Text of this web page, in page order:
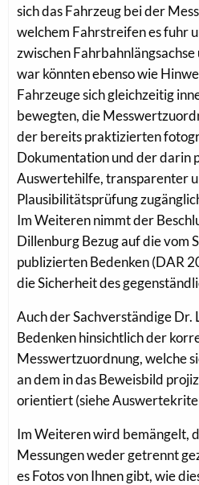
sich das Fahrzeug bei der
welchem Fahrstreifen es fuhr
zwischen
war könnten ebenso wie
Fahrzeuge sich gleichzeitig
bewegten, die
der bereits praktizierten
Dokumentation und der darin
Auswertehilfe, transparenter
Plausibilitätsprüfung
Im Weiteren nimmt der
Dillenburg Bezug auf die vom
publizierten Bedenken (DAR
die Sicherheit des
Auch der Sachverständige Dr.
Bedenken hinsichtlich der
Messwertzuordnung, welche
an dem in das Beweisbild
orientiert (siehe
Im Weiteren wird bemängelt,
Messungen weder getrennt
es Fotos von Ihnen gibt, wie